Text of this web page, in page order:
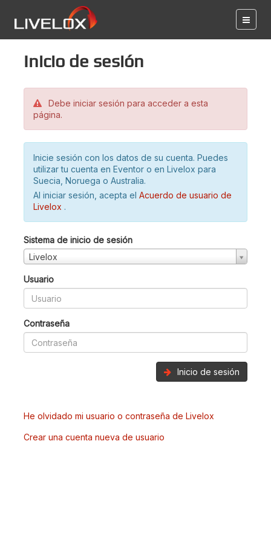
Inicio de sesión
Debe iniciar sesión para acceder a esta
página.
Inicie sesión con los datos de su cuenta. Puedes
utilizar tu cuenta en Eventor o en Livelox para
Suecia, Noruega o Australia.
Al iniciar sesión, acepta el Acuerdo de usuario de
Livelox .
Sistema de inicio de sesión
Livelox
Usuario
Contraseña
Inicio de sesión
He olvidado mi usuario o contraseña de Livelox
Crear una cuenta nueva de usuario